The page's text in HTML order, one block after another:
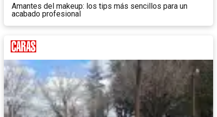
Amantes del makeup: los tips más sencillos para un
acabado profesional